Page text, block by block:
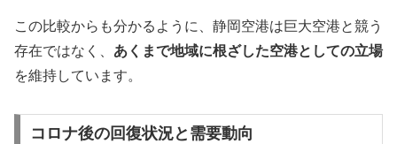
この比較からも分かるように、静岡空港は巨大空港と競う
存在ではなく、 あくまで地域に根ざした空港としての立場
を維持しています。
コロナ後の回復状況と需要動向